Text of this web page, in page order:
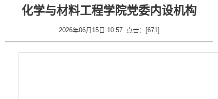
化学与材料工程学院党委内设机构
2026年06月15日 10:57 点击：[671]